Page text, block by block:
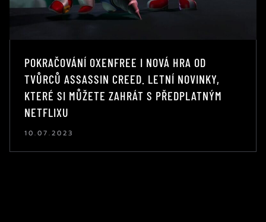
POKRAČOVÁNÍ OXENFREE I NOVÁ HRA OD
TVŮRCŮ ASSASSIN CREED. LETNÍ NOVINKY,
KTERÉ SI MŮŽETE ZAHRÁT S PŘEDPLATNÝM
NETFLIXU
10.07.2023